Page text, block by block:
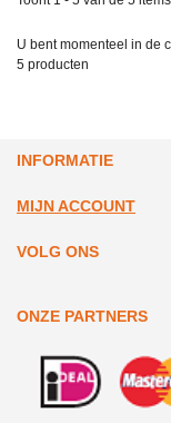
U bent momenteel in de
5 producten
INFORMATIE
MIJN ACCOUNT
VOLG ONS
ONZE PARTNERS